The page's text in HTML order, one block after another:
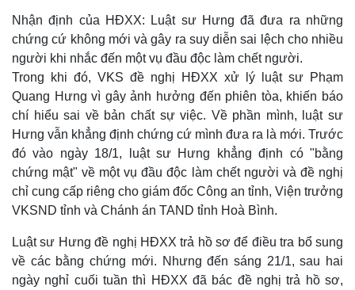
Nhận định của HĐXX: Luật sư Hưng đã đưa ra những
chứng cứ không mới và gây ra suy diễn sai lệch cho nhiều
người khi nhắc đến một vụ đầu độc làm chết người.
Trong khi đó, VKS đề nghị HĐXX xử lý luật sư Phạm
Quang Hưng vì gây ảnh hưởng đến phiên tòa, khiến báo
chí hiểu sai về bản chất sự việc. Về phần mình, luật sư
Hưng vẫn khẳng định chứng cứ mình đưa ra là mới. Trước
đó vào ngày 18/1, luật sư Hưng khẳng định có "bằng
chứng mật" về một vụ đầu độc làm chết người và đề nghị
chỉ cung cấp riêng cho giám đốc Công an tỉnh, Viện trưởng
VKSND tỉnh và Chánh án TAND tỉnh Hoà Bình.
Luật sư Hưng đề nghị HĐXX trả hồ sơ để điều tra bổ sung
về các bằng chứng mới. Nhưng đến sáng 21/1, sau hai
ngày nghỉ cuối tuần thì HĐXX đã bác đề nghị trả hồ sơ,